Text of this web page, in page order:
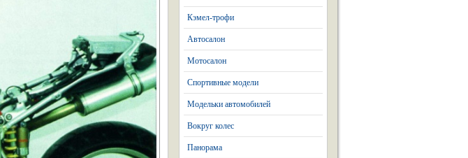
Кэмел-трофи
Автосалон
Мотосалон
Спортивные модели
Модельки автомобилей
Вокруг колес
Панорама